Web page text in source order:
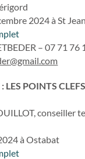
2024 à St
– 07 71 76
LES POINTS
conseiller
à Ostabat